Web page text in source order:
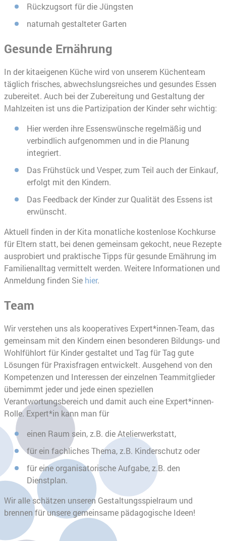
Rückzugsort für die Jüngsten
naturnah gestalteter Garten
Gesunde Ernährung
In der kitaeigenen Küche wird von unserem Küchenteam
täglich frisches, abwechslungsreiches und gesundes Essen
zubereitet. Auch bei der Zubereitung und Gestaltung der
Mahlzeiten ist uns die Partizipation der Kinder sehr wichtig:
Hier werden ihre Essenswünsche regelmäßig und
verbindlich aufgenommen und in die Planung
integriert.
Das Frühstück und Vesper, zum Teil auch der Einkauf,
erfolgt mit den Kindern.
Das Feedback der Kinder zur Qualität des Essens ist
erwünscht.
Aktuell finden in der Kita monatliche kostenlose Kochkurse
für Eltern statt, bei denen gemeinsam gekocht, neue Rezepte
ausprobiert und praktische Tipps für gesunde Ernährung im
Familienalltag vermittelt werden. Weitere Informationen und
Anmeldung finden Sie hier.
Team
Wir verstehen uns als kooperatives Expert*innen-Team, das
gemeinsam mit den Kindern einen besonderen Bildungs- und
Wohlfühlort für Kinder gestaltet und Tag für Tag gute
Lösungen für Praxisfragen entwickelt. Ausgehend von den
Kompetenzen und Interessen der einzelnen Teammitglieder
übernimmt jeder und jede einen speziellen
Verantwortungsbereich und damit auch eine Expert*innen-
Rolle. Expert*in kann man für
einen Raum sein, z.B. die Atelierwerkstatt,
für ein fachliches Thema, z.B. Kinderschutz oder
für eine organisatorische Aufgabe, z.B. den
Dienstplan.
Wir alle schätzen unseren Gestaltungsspielraum und
brennen für unsere gemeinsame pädagogische Ideen!